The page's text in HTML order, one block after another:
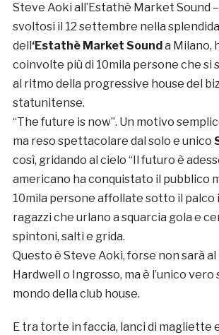
Steve Aoki all’Estathè Market Sound –
svoltosi il 12 settembre nella
dell ‘Estathè Market Sound a Milano,
coinvolte più di 10mila persone che si
al ritmo della progressive house del
statunitense.
“The future is now”. Un motivo
ma reso spettacolare dal solo e unico
così, gridando al cielo “Il futuro è
americano ha conquistato il pubblico
10mila persone affollate sotto il palco
ragazzi che urlano a squarcia gola e
spintoni, salti e grida.
Questo è Steve Aoki, forse non sarà al
Hardwell o Ingrosso, ma è l’unico vero
mondo della club house.
E tra torte in faccia, lanci di magliette